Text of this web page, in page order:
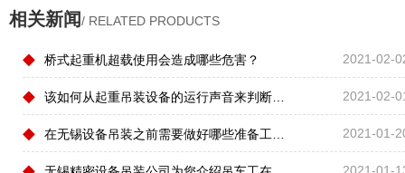
相关新闻/ RELATED PRODUCTS
◆ 桥式起重机超载使用会造成哪些危害？ 2021-02-
◆ 该如何从起重吊装设备的运行声音来判断工作状态? 2021-02-
◆ 在无锡设备吊装之前需要做好哪些准备工作？ 2021-01-
2021-01-